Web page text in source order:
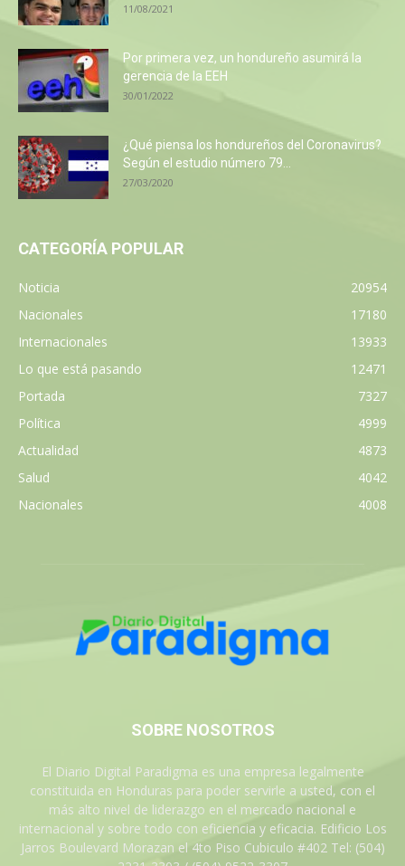
11/08/2021
Por primera vez, un hondureño asumirá la
gerencia de la EEH
30/01/2022
¿Qué piensa los hondureños del Coronavirus?
Según el estudio número 79...
27/03/2020
CATEGORÍA POPULAR
Noticia
20954
Nacionales
17180
Internacionales
13933
Lo que está pasando
12471
Portada
7327
Política
4999
Actualidad
4873
Salud
4042
Nacionales
4008
SOBRE NOSOTROS
El Diario Digital Paradigma es una empresa legalmente
constituida en Honduras para poder servirle a usted, con el
más alto nivel de liderazgo en el mercado nacional e
internacional y sobre todo con eficiencia y eficacia. Edificio Los
Jarros Boulevard Morazan el 4to Piso Cubiculo #402 Tel: (504)